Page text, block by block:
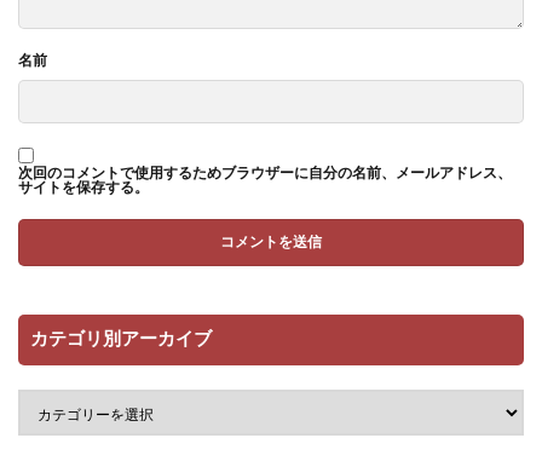
名前
次回のコメントで使用するためブラウザーに自分の名前、メールアドレス、
サイトを保存する。
カテゴリ別アーカイブ